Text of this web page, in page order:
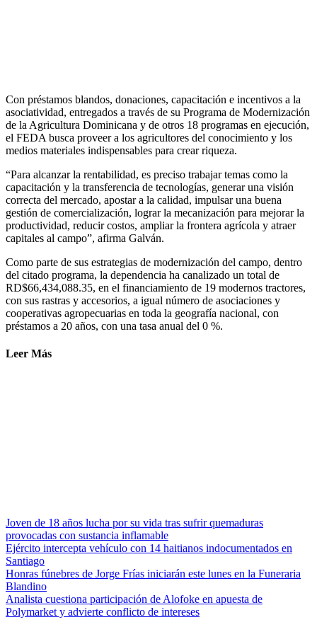
Con préstamos blandos, donaciones, capacitación e incentivos a la
asociatividad, entregados a través de su Programa de Modernización
de la Agricultura Dominicana y de otros 18 programas en ejecución,
el FEDA busca proveer a los agricultores del conocimiento y los
medios materiales indispensables para crear riqueza.
“Para alcanzar la rentabilidad, es preciso trabajar temas como la
capacitación y la transferencia de tecnologías, generar una visión
correcta del mercado, apostar a la calidad, impulsar una buena
gestión de comercialización, lograr la mecanización para mejorar la
productividad, reducir costos, ampliar la frontera agrícola y atraer
capitales al campo”, afirma Galván.
Como parte de sus estrategias de modernización del campo, dentro
del citado programa, la dependencia ha canalizado un total de
RD$66,434,088.35, en el financiamiento de 19 modernos tractores,
con sus rastras y accesorios, a igual número de asociaciones y
cooperativas agropecuarias en toda la geografía nacional, con
préstamos a 20 años, con una tasa anual del 0 %.
Leer Más
Joven de 18 años lucha por su vida tras sufrir quemaduras
provocadas con sustancia inflamable
Ejército intercepta vehículo con 14 haitianos indocumentados en
Santiago
Honras fúnebres de Jorge Frías iniciarán este lunes en la Funeraria
Blandino
Analista cuestiona participación de Alofoke en apuesta de
Polymarket y advierte conflicto de intereses